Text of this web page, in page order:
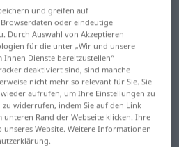
Wörterbuch
"vorbeischießen"
Niederländisch
und greifen auf
oder eindeutige
Durch Auswahl von Akzeptieren
für die unter „Wir und unsere
Dienste bereitzustellen“
deaktiviert sind, sind manche
nicht mehr so relevant für Sie. Sie
aufrufen, um Ihre Einstellungen zu
widerrufen, indem Sie auf den Link
unteren Rand der Webseite klicken. Ihre
Website. Weitere Informationen